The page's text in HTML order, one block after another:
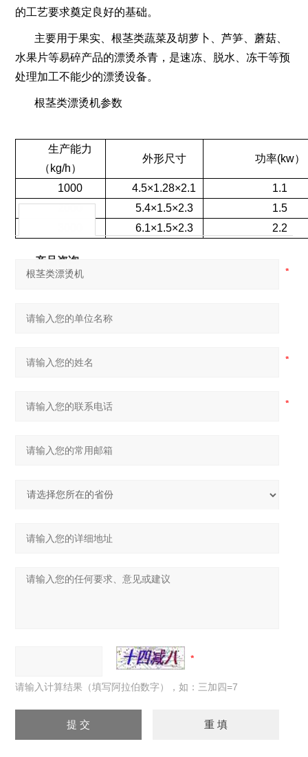
的工艺要求奠定良好的基础。
主要用于果实、根茎类蔬菜及胡萝卜、芦笋、蘑菇、
水果片等易碎产品的漂烫杀青，是速冻、脱水、冻干等预
处理加工不能少的漂烫设备。
根茎类漂烫机参数
生产能力
（ kg/h）
外形尺寸 功率(kw）
1000 4.5×1.28×2.1
1.1
2000
5.4×1.5×2.3
1.5
6.1×1.5×2.3 2.2
产品咨询
请输入计算结果（填写阿拉伯数字），如：三加四=7